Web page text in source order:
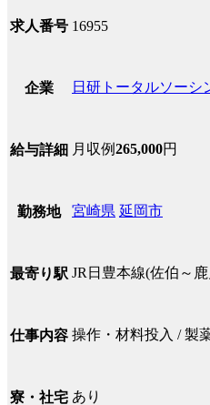
求人番号 16955
企業 日研トータルソーシ
給与詳細 月収例265,000円
勤務地 宮崎県 延岡市
最寄り駅 JR日豊本線(佐伯～
仕事内容 操作・材料投入 / 製
寮・社宅 あり